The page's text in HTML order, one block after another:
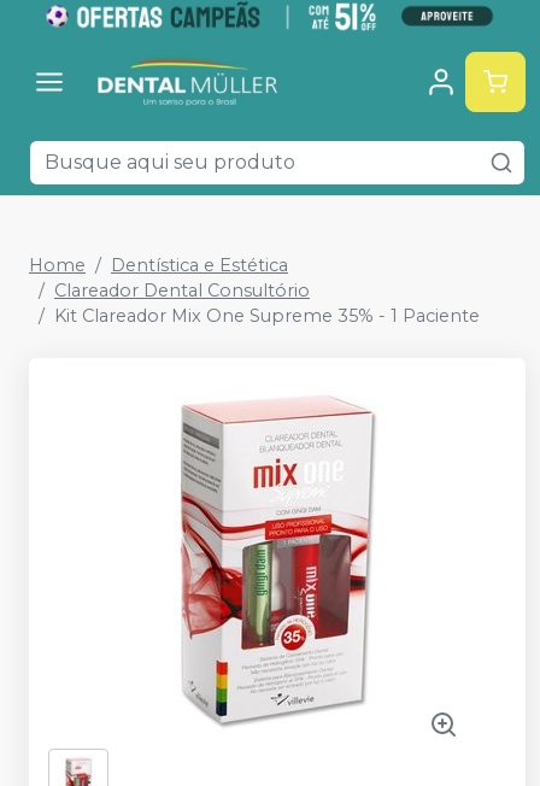
Home
Dentística e Estética
Clareador Dental Consultório
Kit Clareador Mix One Supreme 35% - 1 Paciente